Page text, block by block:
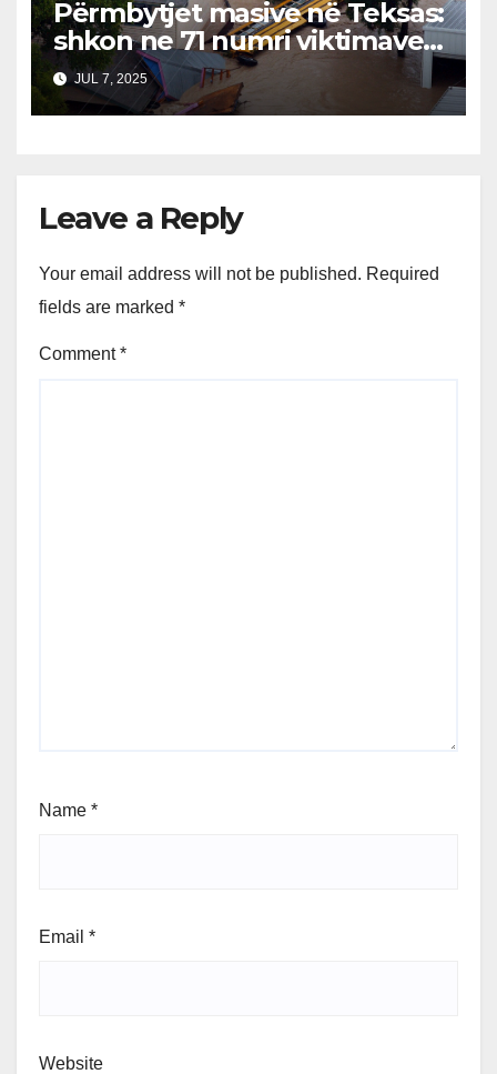
Përmbytjet masive në Teksas:
shkon ne 71 numri viktimave…
JUL 7, 2025
Leave a Reply
Your email address will not be published. Required
fields are marked *
Comment*
Name *
Email *
Website